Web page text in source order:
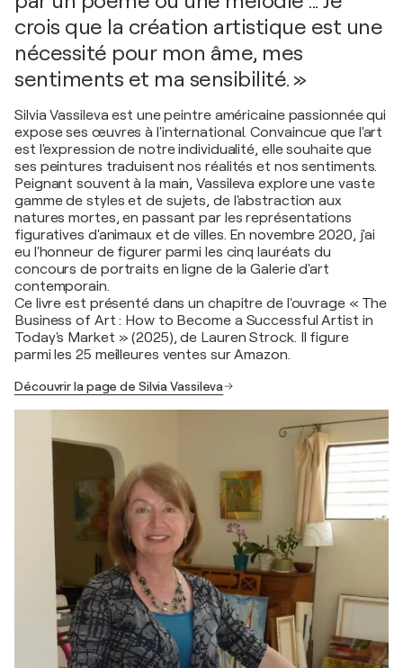
crois que la création artistique est une
nécessité pour mon âme, mes
sentiments et ma sensibilité. »
Silvia Vassileva est une peintre américaine passionnée qui
expose ses œuvres à l'international. Convaincue que l'art
est l'expression de notre individualité, elle souhaite que
ses peintures traduisent nos réalités et nos sentiments.
Peignant souvent à la main, Vassileva explore une vaste
gamme de styles et de sujets, de l'abstraction aux
natures mortes, en passant par les représentations
figuratives d'animaux et de villes. En novembre 2020, j'ai
eu l'honneur de figurer parmi les cinq lauréats du
concours de portraits en ligne de la Galerie d'art
contemporain.
Ce livre est présenté dans un chapitre de l'ouvrage « The
Business of Art : How to Become a Successful Artist in
Today's Market » (2025), de Lauren Strock. Il figure
parmi les 25 meilleures ventes sur Amazon.
Découvrir la page de Silvia Vassileva